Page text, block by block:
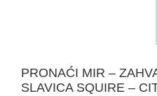
PRONAĆI MIR –
SLAVICA SQUIRE –